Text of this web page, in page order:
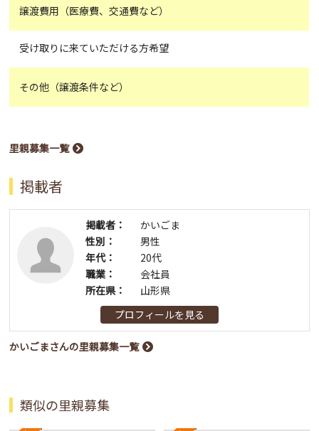
譲渡費用（医療費、交通費など）
受け取りに来ていただける方希望
その他（譲渡条件など）
里親募集一覧
掲載者
掲載者：
かいごま
性別：
男性
年代：
20代
職業：
会社員
所在県：
山形県
プロフィールを見る
かいごまさんの里親募集一覧
類似の里親募集